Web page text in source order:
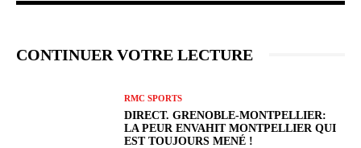
CONTINUER VOTRE LECTURE
RMC SPORTS
DIRECT. GRENOBLE-MONTPELLIER:
LA PEUR ENVAHIT MONTPELLIER QUI
EST TOUJOURS MENÉ !